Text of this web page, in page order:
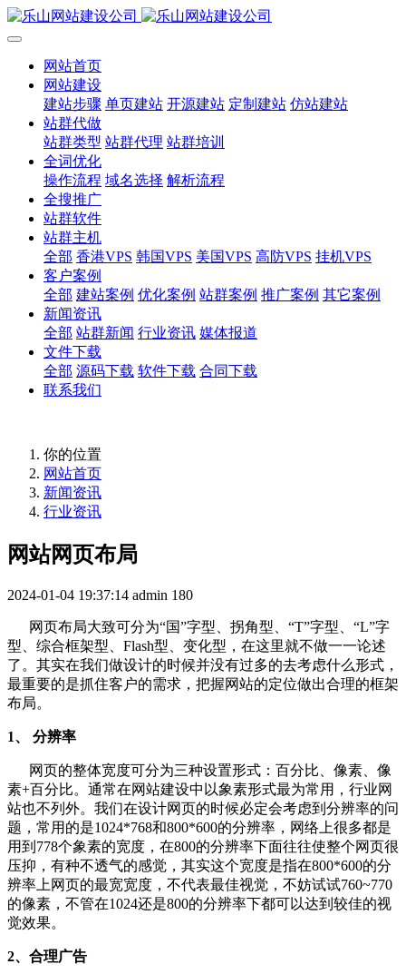
网站首页
网站建设
建站步骤 单页建站 开源建站 定制建站 仿站建站
站群代做
站群类型 站群代理 站群培训
全词优化
操作流程 域名选择 解析流程
全搜推广
站群软件
站群主机
全部 香港VPS 韩国VPS 美国VPS 高防VPS 挂机VPS
客户案例
全部 建站案例 优化案例 站群案例 推广案例 其它案例
新闻资讯
全部 站群新闻 行业资讯 媒体报道
文件下载
全部 源码下载 软件下载 合同下载
联系我们
你的位置
网站首页
新闻资讯
行业资讯
网站网页布局
2024-01-04 19:37:14 admin 180
网页布局大致可分为“国”字型、拐角型、“T”字型、“L”字
型、综合框架型、Flash型、变化型，在这里就不做一一论述
了。其实在我们做设计的时候并没有过多的去考虑什么形式，
最重要的是抓住客户的需求，把握网站的定位做出合理的框架
布局。
1、 分辨率
网页的整体宽度可分为三种设置形式：百分比、像素、像
素+百分比。通常在网站建设中以象素形式最为常用，行业网
站也不列外。我们在设计网页的时候必定会考虑到分辨率的问
题，常用的是1024*768和800*600的分辨率，网络上很多都是
用到778个象素的宽度，在800的分辨率下面往往使整个网页很
压抑，有种不透气的感觉，其实这个宽度是指在800*600的分
辨率上网页的最宽宽度，不代表最佳视觉，不妨试试760~770
的像素，不管在1024还是800的分辨率下都可以达到较佳的视
觉效果。
2、合理广告